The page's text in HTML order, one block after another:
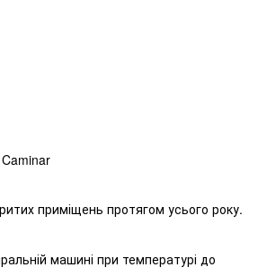
Caminar
приміщень протягом усього року.
машині при температурі до